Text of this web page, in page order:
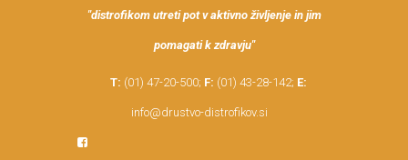
"distrofikom utreti pot v aktivno življenje in jim
pomagati k zdravju"
T: (01) 47-20-500; F: (01) 43-28-142; E:
info@drustvo-distrofikov.si